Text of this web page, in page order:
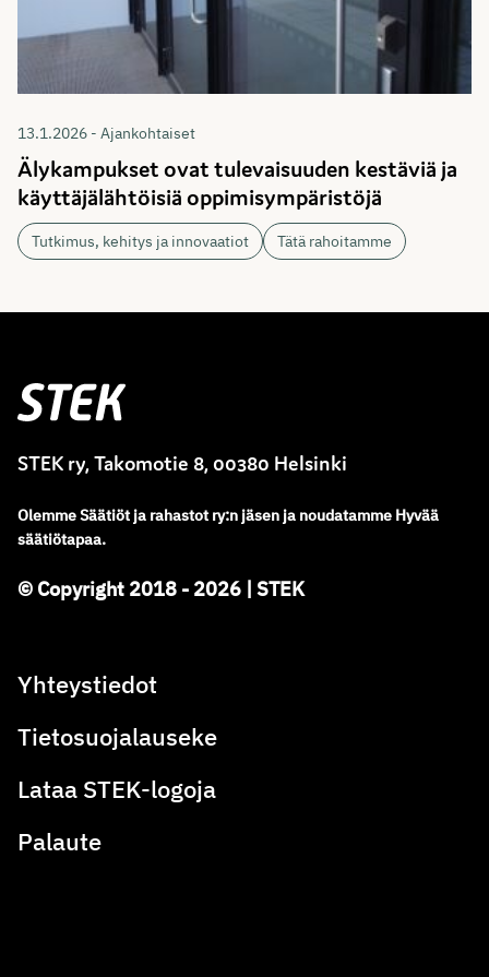
13.1.2026 - Ajankohtaiset
Älykampukset ovat tulevaisuuden kestäviä ja
käyttäjälähtöisiä oppimisympäristöjä
Tutkimus, kehitys ja innovaatiot Tätä rahoitamme
Stek
STEK ry, Takomotie 8, 00380 Helsinki
OlemmeSäätiöt ja rahastot ry:n jäsen ja noudatamme Hyvää
säätiötapaa.
© Copyright 2018 - 2026 | STEK
Yhteystiedot
Tietosuojalauseke
Lataa STEK-logoja
Palaute